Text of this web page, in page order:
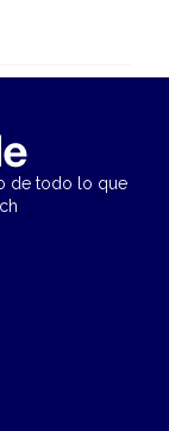
de todo lo que